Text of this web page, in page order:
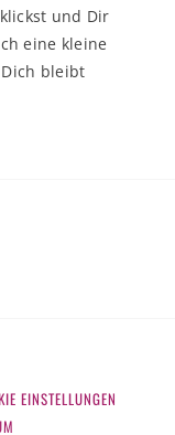
und Dir
eine kleine
bleibt
EINSTELLUNGEN